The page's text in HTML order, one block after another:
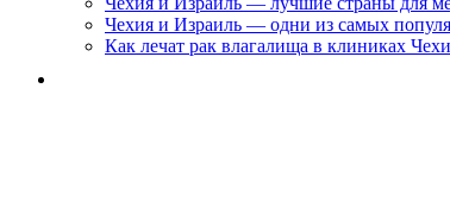
Чехия и Израиль — одни из самых
Как лечат рак влагалища в клиниках